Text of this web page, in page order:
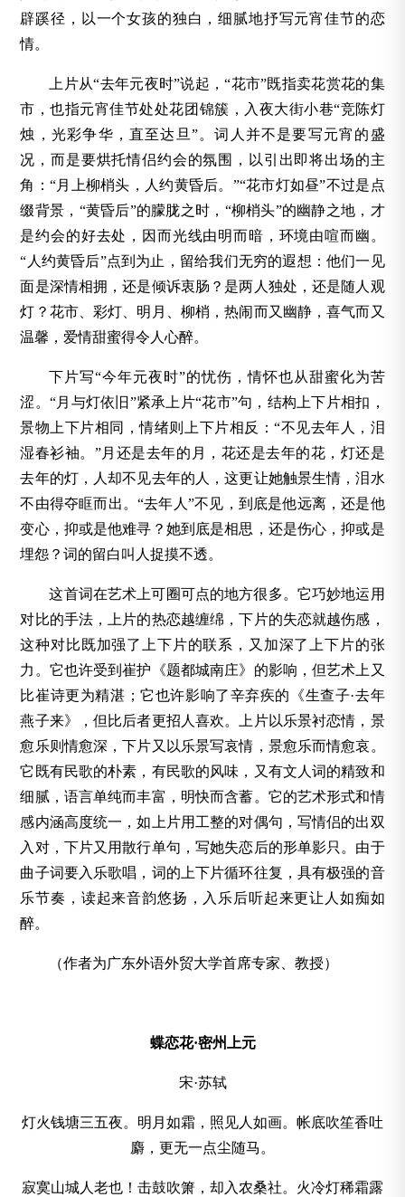
辟蹊径，以一个女孩的独白，细腻地抒写元宵佳节的恋
情。
上片从“去年元夜时”说起，“花市”既指卖花赏花的集
市，也指元宵佳节处处花团锦簇，入夜大街小巷“竞陈灯
烛，光彩争华，直至达旦”。词人并不是要写元宵的盛
况，而是要烘托情侣约会的氛围，以引出即将出场的主
角：“月上柳梢头，人约黄昏后。”“花市灯如昼”不过是点
缀背景，“黄昏后”的朦胧之时，“柳梢头”的幽静之地，才
是约会的好去处，因而光线由明而暗，环境由喧而幽。
“人约黄昏后”点到为止，留给我们无穷的遐想：他们一见
面是深情相拥，还是倾诉衷肠？是两人独处，还是随人观
灯？花市、彩灯、明月、柳梢，热闹而又幽静，喜气而又
温馨，爱情甜蜜得令人心醉。
下片写“今年元夜时”的忧伤，情怀也从甜蜜化为苦
涩。“月与灯依旧”紧承上片“花市”句，结构上下片相扣，
景物上下片相同，情绪则上下片相反：“不见去年人，泪
湿春衫袖。”月还是去年的月，花还是去年的花，灯还是
去年的灯，人却不见去年的人，这更让她触景生情，泪水
不由得夺眶而出。“去年人”不见，到底是他远离，还是他
变心，抑或是他难寻？她到底是相思，还是伤心，抑或是
埋怨？词的留白叫人捉摸不透。
这首词在艺术上可圈可点的地方很多。它巧妙地运用
对比的手法，上片的热恋越缠绵，下片的失恋就越伤感，
这种对比既加强了上下片的联系，又加深了上下片的张
力。它也许受到崔护《题都城南庄》的影响，但艺术上又
比崔诗更为精湛；它也许影响了辛弃疾的《生查子·去年
燕子来》，但比后者更招人喜欢。上片以乐景衬恋情，景
愈乐则情愈深，下片又以乐景写哀情，景愈乐而情愈哀。
它既有民歌的朴素，有民歌的风味，又有文人词的精致和
细腻，语言单纯而丰富，明快而含蓄。它的艺术形式和情
感内涵高度统一，如上片用工整的对偶句，写情侣的出双
入对，下片又用散行单句，写她失恋后的形单影只。由于
曲子词要入乐歌唱，词的上下片循环往复，具有极强的音
乐节奏，读起来音韵悠扬，入乐后听起来更让人如痴如
醉。
（作者为广东外语外贸大学首席专家、教授）
蝶恋花·密州上元
宋·苏轼
灯火钱塘三五夜。明月如霜，照见人如画。帐底吹笙香吐
麝，更无一点尘随马。
寂寞山城人老也！击鼓吹箫，却入农桑社。火冷灯稀霜露